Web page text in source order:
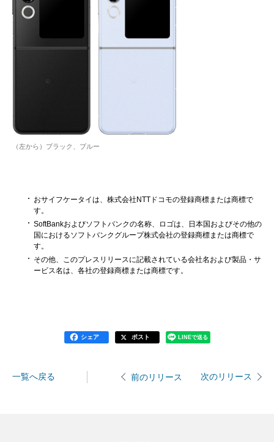
（左から）ブラック、ブルー
おサイフケータイは、株式会社NTTドコモの登録商標または商標で
す。
SoftBankおよびソフトバンクの名称、ロゴは、日本国およびその他の
国におけるソフトバンクグループ株式会社の登録商標または商標で
す。
その他、このプレスリリースに記載されている会社名および製品・サ
ービス名は、各社の登録商標または商標です。
シェア ポスト LINEで送る
一覧へ戻る 前のリリース 次のリリース